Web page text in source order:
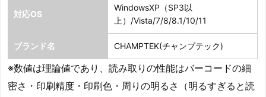
対応OS
WindowsXP（SP3以
上）/Vista/7/8/8.1/10/11
ブランド名 CHAMPTEK(チャンプテック)
※数値は理論値であり、読み取りの性能はバーコードの細
密さ・印刷精度・印刷色・周りの明るさ（明るすぎると読